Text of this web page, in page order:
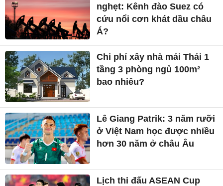
nghẹt: Kênh đào Suez có
cứu nổi cơn khát dầu châu
Á?
Chi phí xây nhà mái Thái 1
tầng 3 phòng ngủ 100m²
bao nhiêu?
Lê Giang Patrik: 3 năm rưỡi
ở Việt Nam học được nhiều
hơn 30 năm ở châu Âu
Lịch thi đấu ASEAN Cup